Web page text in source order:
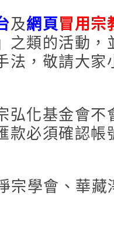
及網頁冒用宗
之類的活動，
法，敬請大
化基金會不
款必須確認帳
宗學會、華